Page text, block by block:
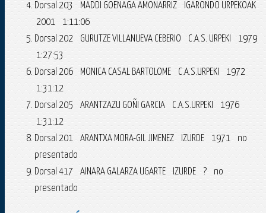
Dorsal 203 MADDI GOENAGA AMONARRIZ IGARONDO URPEKOAK
2001 1:11:06
Dorsal 202 GURUTZE VILLANUEVA CEBERIO C.A.S. URPEKI 1979
1:27:53
Dorsal 206 MONICA CASAL BARTOLOME C.A.S.URPEKI 1972
1:31:12
Dorsal 205 ARANTZAZU GOÑI GARCIA C.A.S.URPEKI 1976
1:31:12
Dorsal 201 ARANTXA MORA-GIL JIMENEZ IZURDE 1971 no
presentado
Dorsal 417 AINARA GALARZA UGARTE IZURDE ? no
presentado